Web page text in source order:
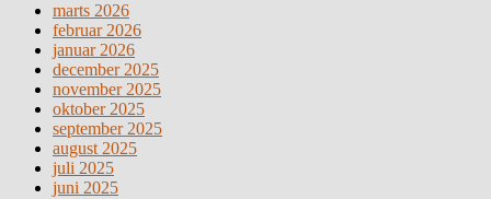
marts 2026
februar 2026
januar 2026
december 2025
november 2025
oktober 2025
september 2025
august 2025
juli 2025
juni 2025